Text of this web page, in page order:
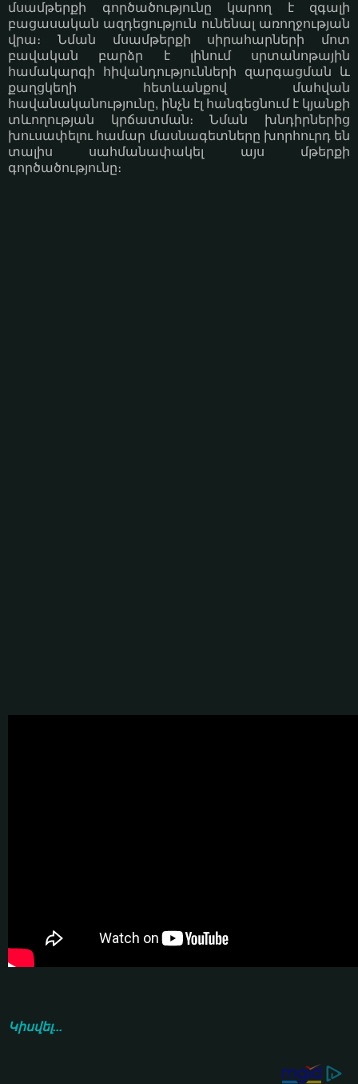
մսամթերքի գործածությունը կարող է զգալի
բացասական ազդեցություն ունենալ առողջության
վրա։ Նման մսամթերքի սիրահարների մոտ
բավական բարձր է լինում սրտանոթային
համակարգի հիվանդությունների զարգացման և
քաղցկեղի հետևանքով մահվան
հավանականությունը, ինչն էլ հանգեցնում է կյանքի
տևողության կրճատման։ Նման խնդիրներից
խուսափելու համար մասնագետները խորհուրդ են
տալիս սահմանափակել այս մթերքի
գործածությունը։
Կիսվել...